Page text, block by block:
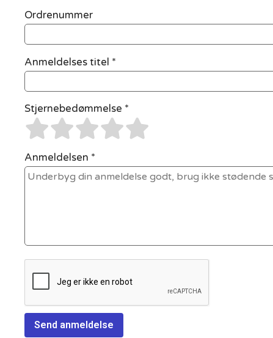
Ordrenummer
Anmeldelses titel *
Stjernebedømmelse *
Anmeldelsen *